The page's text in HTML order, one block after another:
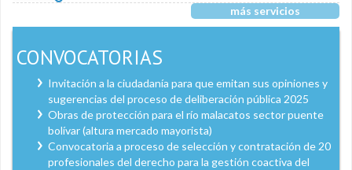
más servicios
CONVOCATORIAS
Invitación a la ciudadanía para que emitan sus opiniones y
sugerencias del proceso de deliberación pública 2025
Obras de protección para el río malacatos sector puente
bolívar (altura mercado mayorista)
Convocatoria a proceso de selección y contratación de 20
profesionales del derecho para la gestión coactiva del